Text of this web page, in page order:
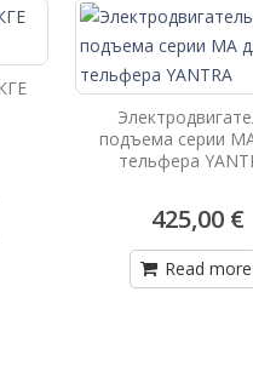
подъема серии
тельфера
425,00 €
Read more